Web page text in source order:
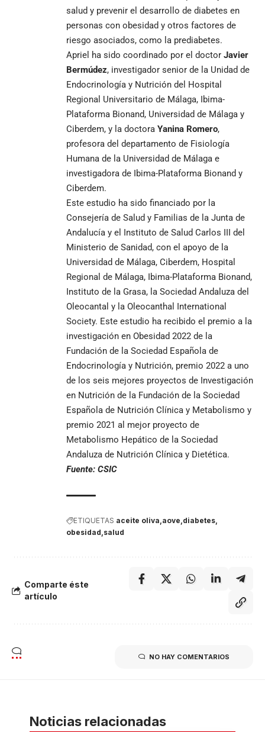
salud y prevenir el desarrollo de diabetes en
personas con obesidad y otros factores de
riesgo asociados, como la prediabetes.
Apriel ha sido coordinado por el doctor Javier
Bermúdez, investigador senior de la Unidad de
Endocrinología y Nutrición del Hospital
Regional Universitario de Málaga, Ibima-
Plataforma Bionand, Universidad de Málaga y
Ciberdem, y la doctora Yanina Romero,
profesora del departamento de Fisiología
Humana de la Universidad de Málaga e
investigadora de Ibima-Plataforma Bionand y
Ciberdem.
Este estudio ha sido financiado por la
Consejería de Salud y Familias de la Junta de
Andalucía y el Instituto de Salud Carlos III del
Ministerio de Sanidad, con el apoyo de la
Universidad de Málaga, Ciberdem, Hospital
Regional de Málaga, Ibima-Plataforma Bionand,
Instituto de la Grasa, la Sociedad Andaluza del
Oleocantal y la Oleocanthal International
Society. Este estudio ha recibido el premio a la
investigación en Obesidad 2022 de la
Fundación de la Sociedad Española de
Endocrinología y Nutrición, premio 2022 a uno
de los seis mejores proyectos de Investigación
en Nutrición de la Fundación de la Sociedad
Española de Nutrición Clínica y Metabolismo y
premio 2021 al mejor proyecto de
Metabolismo Hepático de la Sociedad
Andaluza de Nutrición Clínica y Dietética.
Fuente: CSIC
ETIQUETAS aceite oliva aove diabetes
obesidad salud
Comparte éste
artículo
NO HAY COMENTARIOS
Noticias relacionadas